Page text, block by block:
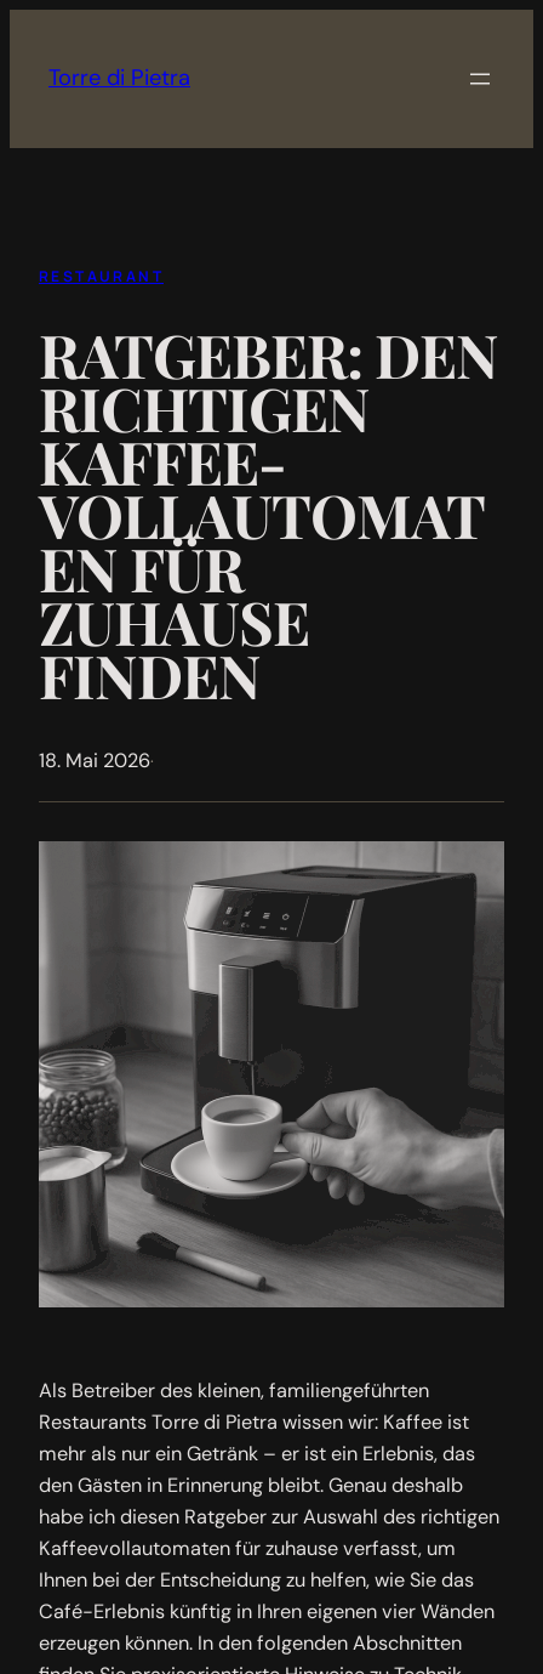
springen
Torre di Pietra
RESTAURANT
RATGEBER: DEN
RICHTIGEN
KAFFEE-
VOLLAUTOMAT
EN FÜR
ZUHAUSE
FINDEN
18. Mai 2026·
Als Betreiber des kleinen, familiengeführten
Restaurants Torre di Pietra wissen wir: Kaffee ist
mehr als nur ein Getränk – er ist ein Erlebnis, das
den Gästen in Erinnerung bleibt. Genau deshalb
habe ich diesen Ratgeber zur Auswahl des richtigen
Kaffeevollautomaten für zuhause verfasst, um
Ihnen bei der Entscheidung zu helfen, wie Sie das
Café-Erlebnis künftig in Ihren eigenen vier Wänden
erzeugen können. In den folgenden Abschnitten